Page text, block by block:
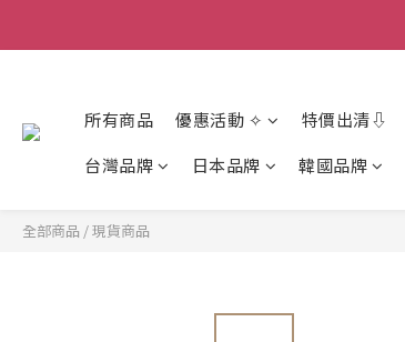
所有商品 優惠活動 ✧ 特價出清⇩
台灣品牌
日本品牌 韓國品牌
全部商品 /現貨商品